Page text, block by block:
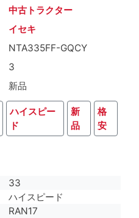
中古トラクター
イセキ
NTA335FF-GQCY
3
新品
ハイスピー
ド
新
品
格
安
33
ハイスピード
RAN17